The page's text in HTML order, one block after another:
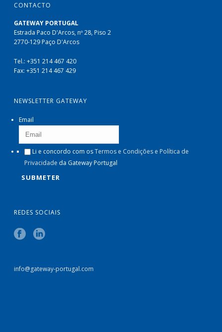
CONTACTO
GATEWAY PORTUGAL
Estrada Paco D'Arcos, nº 28, Piso 2
2770-129 Paço D'Arcos
Tel.: +351 214 467 420
Fax: +351 214 467 429
NEWSLETTER GATEWAY
Email
Li e concordo com osTermos e Condições e Política de
Privacidade da Gateway Portugal
REDES SOCIAIS
info@gateway-portugal.com